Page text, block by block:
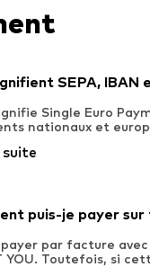
SEPA, IBAN
Single Euro
nationaux et
puis-je payer
payer par facture
YOU. Toutefois, si